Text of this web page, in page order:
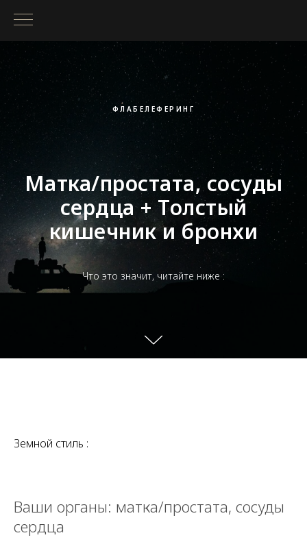
ФЛАБЕЛЕФЕРИНГ
Матка/простата, сосуды
сердца + Толстый
кишечник и бронхи
Что это значит, читайте ниже :
Земной стиль :
Ваши органы: матка/простата, сосуды
сердца